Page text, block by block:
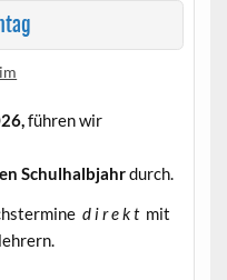
führen wir
Schulhalbjahrdurch.
d i r e k t mit